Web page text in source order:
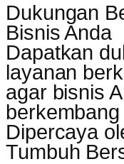
Dukungan
Bisnis Anda
Dapatkan
layanan
agar bisnis
berkembang
Dipercaya
Tumbuh